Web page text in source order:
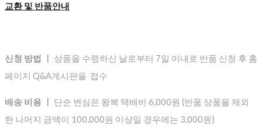
교환 및 반품안내
신청 방법 ㅣ 상품을 수령하신 날로부터 7일 이내로 반품 신청 후 홈
페이지 Q&A게시판을 접수
배송 비용 ㅣ
단순 변심은 왕복 택배비 6,000원 (반품 상품을 제외
한 나머지 금액이 100,000원 이상일 경우에는 3,000원)